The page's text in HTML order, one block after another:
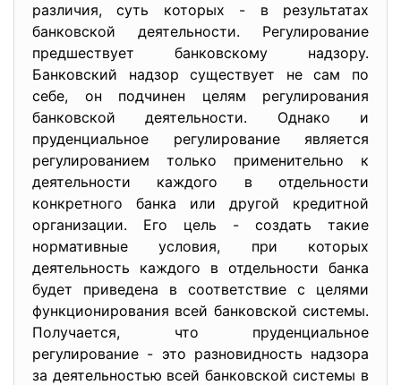
различия, суть которых - в результатах
банковской деятельности. Регулирование
предшествует банковскому надзору.
Банковский надзор существует не сам по
себе, он подчинен целям регулирования
банковской деятельности. Однако и
пруденциальное регулирование является
регулированием только применительно к
деятельности каждого в отдельности
конкретного банка или другой кредитной
организации. Его цель - создать такие
нормативные условия, при которых
деятельность каждого в отдельности банка
будет приведена в соответствие с целями
функционирования всей банковской системы.
Получается, что пруденциальное
регулирование - это разновидность надзора
за деятельностью всей банковской системы в